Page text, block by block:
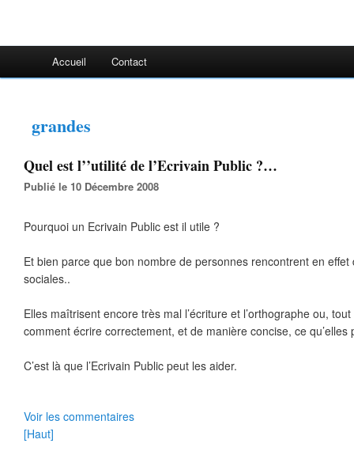
Accueil Contact
grandes
Quel est l’’utilité de l’Ecrivain Public ?…
Publié le 10 Décembre 2008
Pourquoi un Ecrivain Public est il utile ?
Et bien parce que bon nombre de personnes rencontrent en
sociales..
Elles maîtrisent encore très mal l’écriture et l’orthographe ou,
comment écrire correctement, et de manière concise, ce qu’elles
C’est là que l’Ecrivain Public peut les aider.
Voir les commentaires
[Haut]